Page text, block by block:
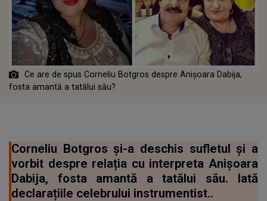
Ce are de spus Corneliu Botgros despre Anișoara Dabija,
fosta amantă a tatălui său?
Corneliu Botgros și-a deschis sufletul și a
vorbit despre relația cu interpreta Anișoara
Dabija, fosta amantă a tatălui său. Iată
declarațiile celebrului instrumentist..